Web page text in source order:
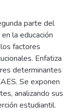
parte del
la educación
factores
Enfatiza
determinantes
Se exponen
analizando sus
estudiantil.